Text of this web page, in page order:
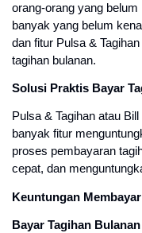
orang-orang yang
banyak yang belum
dan fitur Pulsa &
tagihan bulanan.
Solusi Praktis Bayar
Pulsa & Tagihan atau
banyak fitur
proses pembayaran
cepat, dan
Keuntungan
Bayar Tagihan